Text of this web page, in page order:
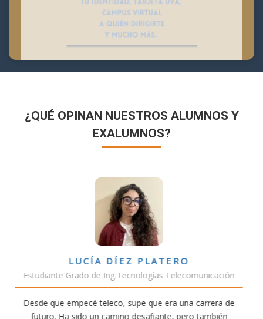
¿QUÉ OPINAN NUESTROS ALUMNOS Y
EXALUMNOS?
una carrera de
pero también
VÍCTOR SÁNCHEZ
Estudiante Doble Grado
Estudiar teleco me ha permitido
conectividad afecta nuestra vida diaria.